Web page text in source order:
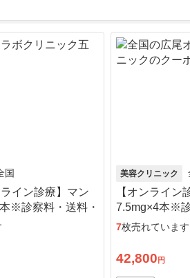
国
イン診療】マン
※診察料・送料・
リピート可
美容クリニック
【オンライン
7.5mg×4本※
ール綿込
7枚売れています
42,800 円